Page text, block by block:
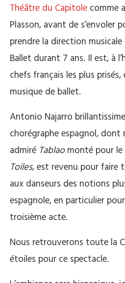
Théâtre du Capitole comme
Plasson, avant de s’envoler
prendre la direction
Ballet durant 7 ans. Il est, à
chefs français les plus
musique de ballet.
Antonio Najarro
chorégraphe espagnol, dont
admiré Tablaomonté pour le
Toiles, est revenu pour faire
aux danseurs des notions
espagnole, en particulier
troisième acte.
Nous retrouverons toute la
étoiles pour ce spectacle.